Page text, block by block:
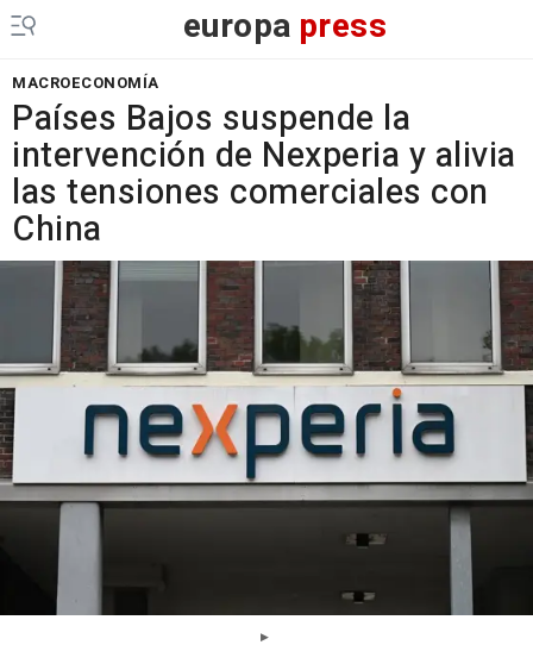
europa press
MACROECONOMÍA
Países Bajos suspende la
intervención de Nexperia y alivia
las tensiones comerciales con
China